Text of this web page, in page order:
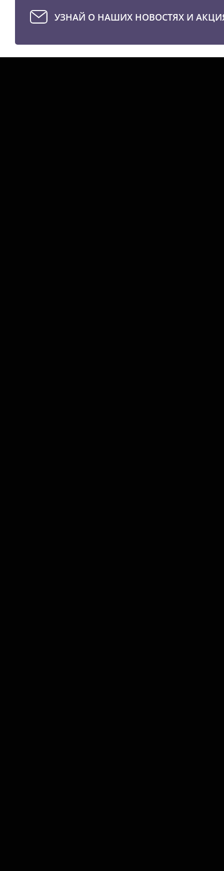
УЗНАЙ О НАШИХ НОВОСТЯХ И